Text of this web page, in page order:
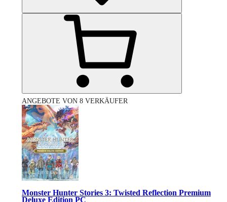
ANGEBOTE VON 8 VERKÄUFER
Monster Hunter Stories 3: Twisted Reflection Premium
Deluxe Edition PC